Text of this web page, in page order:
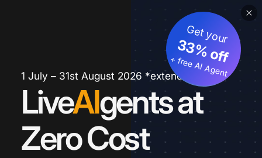
1 July – 31st August 2026 *extended
LiveAIgents at
Zero Cost
Get your
33% off
+ free AI Agent